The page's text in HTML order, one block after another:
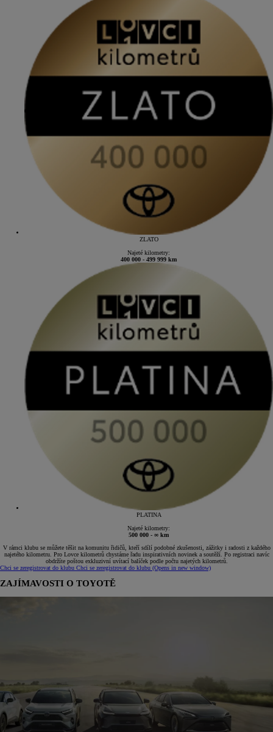
ZLATO
Najeté kilometry:
400 000 - 499 999 km
PLATINA
Najeté kilometry:
500 000 - ∞ km
V rámci klubu se můžete těšit na komunitu řidičů, kteří sdílí podobné zkušenosti, zážitky i radosti z každého
najetého kilometru. Pro Lovce kilometrů chystáme řadu inspirativních novinek a soutěží. Po registraci navíc
obdržíte poštou exkluzivní uvítací balíček podle počtu najetých kilometrů.
Chci se zeregistrovat do klubu Chci se zeregistrovat do klubu (Opens in new window)
ZAJÍMAVOSTI O TOYOTĚ